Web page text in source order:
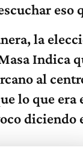
eso
la
Indica
al
lo que era
diciendo